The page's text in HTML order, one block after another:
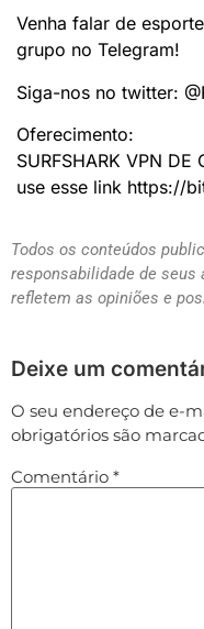
Venha falar de
grupo no Telegram!
Siga-nos no twitter:
Oferecimento:
SURFSHARK VPN DE
use esse link https://
Todos os conteúdos
responsabilidade de seus
refletem as opiniões e
Deixe um
O seu endereço de e-
obrigatórios são
Comentário *